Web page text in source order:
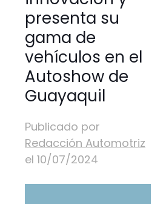
presenta su
gama de
vehículos en el
Autoshow de
Guayaquil
Publicado por
Redacción Automotriz
el 10/07/2024